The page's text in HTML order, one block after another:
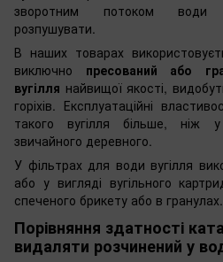
зворотним потоком води
розпушувати.
В наших товарах
виключно пресований або
вугілля найвищої якості,
горіхів. Експлуатаційні
такого вугілля більше, ніж
звичайного деревного.
У фільтрах для води вугілля
або у вигляді вугільного
спеченого брикету або в гранулах.
Порівняння здатності
видаляти розчинений у